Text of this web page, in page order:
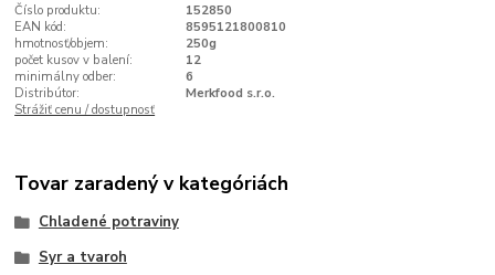
Číslo produktu:
152850
EAN kód:
8595121800810
hmotnosť/objem:
250g
počet kusov v balení:
12
minimálny odber:
6
Distribútor:
Merkfood s.r.o.
Strážiť cenu / dostupnosť
Tovar zaradený v kategóriách
Chladené potraviny
Syr a tvaroh